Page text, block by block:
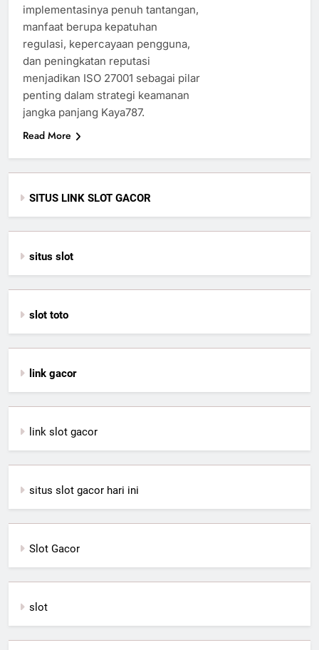
implementasinya penuh tantangan,
manfaat berupa kepatuhan
regulasi, kepercayaan pengguna,
dan peningkatan reputasi
menjadikan ISO 27001 sebagai pilar
penting dalam strategi keamanan
jangka panjang Kaya787.
Read More
SITUS LINK SLOT GACOR
situs slot
slot toto
link gacor
link slot gacor
situs slot gacor hari ini
Slot Gacor
slot